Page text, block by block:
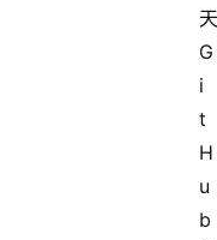
天
G
i
t
H
u
b